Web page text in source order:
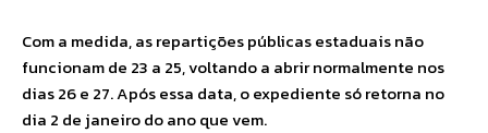
Com a medida, as repartições públicas estaduais não
funcionam de 23 a 25, voltando a abrir normalmente nos
dias 26 e 27. Após essa data, o expediente só retorna no
dia 2 de janeiro do ano que vem.